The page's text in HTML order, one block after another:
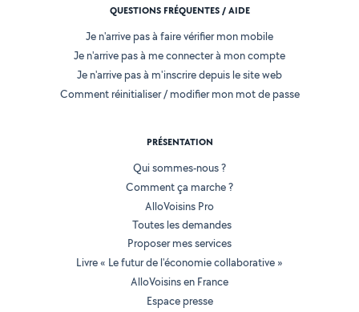
QUESTIONS FRÉQUENTES / AIDE
Je n'arrive pas à faire vérifier mon mobile
Je n'arrive pas à me connecter à mon compte
Je n'arrive pas à m'inscrire depuis le site web
Comment réinitialiser / modifier mon mot de passe
PRÉSENTATION
Qui sommes-nous ?
Comment ça marche ?
AlloVoisins Pro
Toutes les demandes
Proposer mes services
Livre « Le futur de l'économie collaborative »
AlloVoisins en France
Espace presse